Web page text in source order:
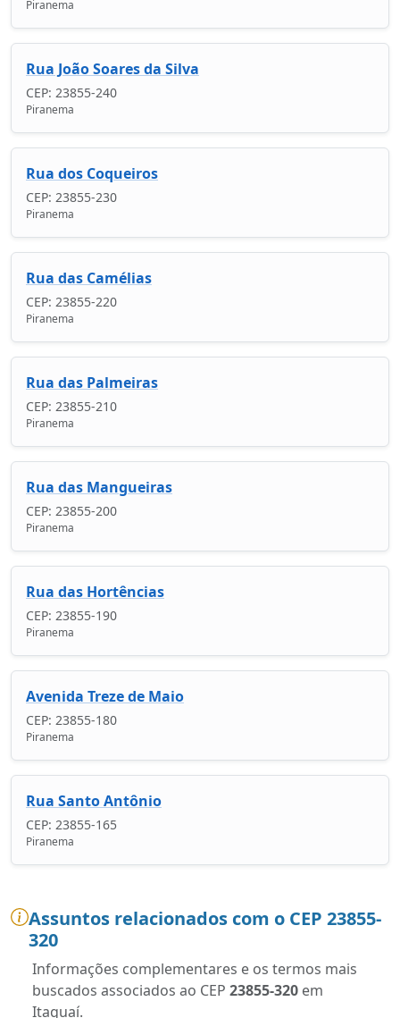
Piranema
Rua João Soares da Silva
CEP: 23855-240
Piranema
Rua dos Coqueiros
CEP: 23855-230
Piranema
Rua das Camélias
CEP: 23855-220
Piranema
Rua das Palmeiras
CEP: 23855-210
Piranema
Rua das Mangueiras
CEP: 23855-200
Piranema
Rua das Hortências
CEP: 23855-190
Piranema
Avenida Treze de Maio
CEP: 23855-180
Piranema
Rua Santo Antônio
CEP: 23855-165
Piranema
Assuntos relacionados com o CEP 23855-
320
Informações complementares e os termos mais
buscados associados ao CEP 23855-320 em
Itaguaí.